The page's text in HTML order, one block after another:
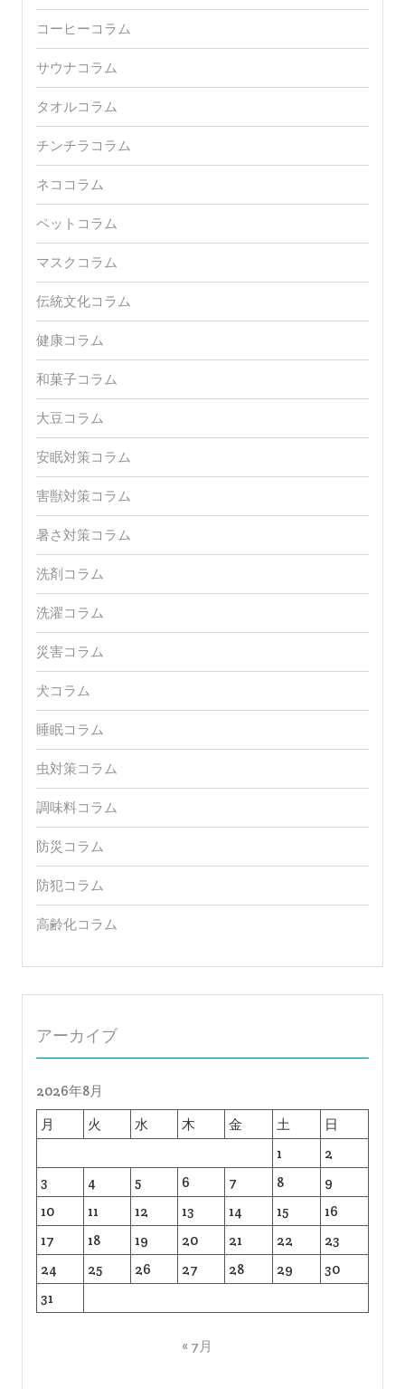
コーヒーコラム
サウナコラム
タオルコラム
チンチラコラム
ネココラム
ペットコラム
マスクコラム
伝統文化コラム
健康コラム
和菓子コラム
大豆コラム
安眠対策コラム
害獣対策コラム
暑さ対策コラム
洗剤コラム
洗濯コラム
災害コラム
犬コラム
睡眠コラム
虫対策コラム
調味料コラム
防災コラム
防犯コラム
高齢化コラム
アーカイブ
2026年8月
月
火 水 木 金 土
日
1
2
3
4 5 6 7 8
9
10
11 12 13 14 15
16
17
18 19 20 21 22
23
24
25 26 27 28 29
30
31
« 7月